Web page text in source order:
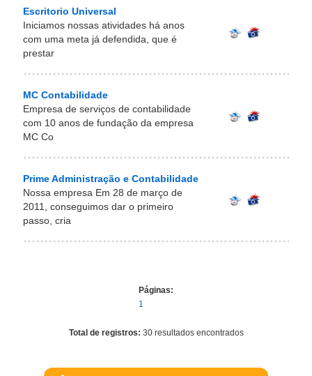
Escritorio Universal
Iniciamos nossas atividades há anos
com uma meta já defendida, que é
prestar
MC Contabilidade
Empresa de serviços de contabilidade
com 10 anos de fundação da empresa
MC Co
Prime Administração e Contabilidade
Nossa empresa Em 28 de março de
2011, conseguimos dar o primeiro
passo, cria
Páginas:
1
Total de registros: 30 resultados encontrados